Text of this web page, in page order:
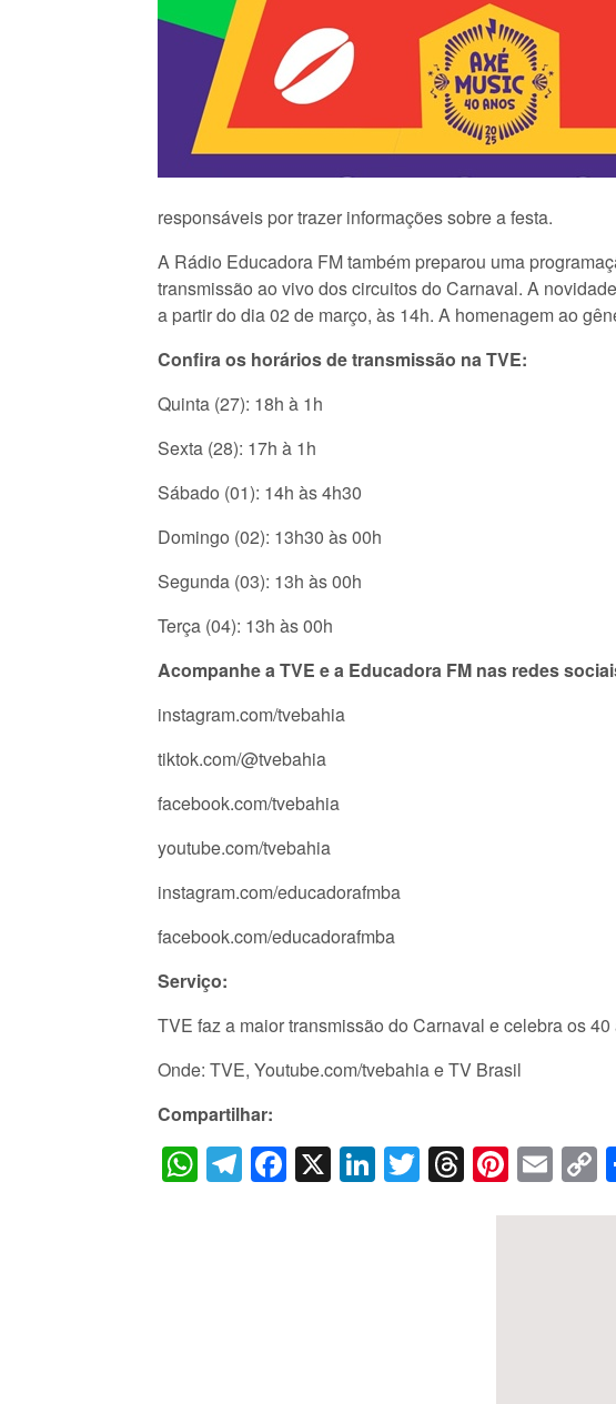
responsáveis por trazer informações sobre a festa.
A Rádio Educadora FM também preparou uma
transmissão ao vivo dos circuitos do Carnaval. A
a partir do dia 02 de março, às 14h. A homenagem ao
Confira os horários de transmissão na TVE:
Quinta (27): 18h à 1h
Sexta (28): 17h à 1h
Sábado (01): 14h às 4h30
Domingo (02): 13h30 às 00h
Segunda (03): 13h às 00h
Terça (04): 13h às 00h
Acompanhe a TVE e a Educadora FM nas redes
instagram.com/tvebahia
tiktok.com/@tvebahia
facebook.com/tvebahia
youtube.com/tvebahia
instagram.com/educadorafmba
facebook.com/educadorafmba
Serviço:
TVE faz a maior transmissão do Carnaval e celebra os
Onde: TVE, Youtube.com/tvebahia e TV Brasil
Compartilhar:
WhatsApp
Telegram
Facebook
X LinkedIn
Twitter
Threads